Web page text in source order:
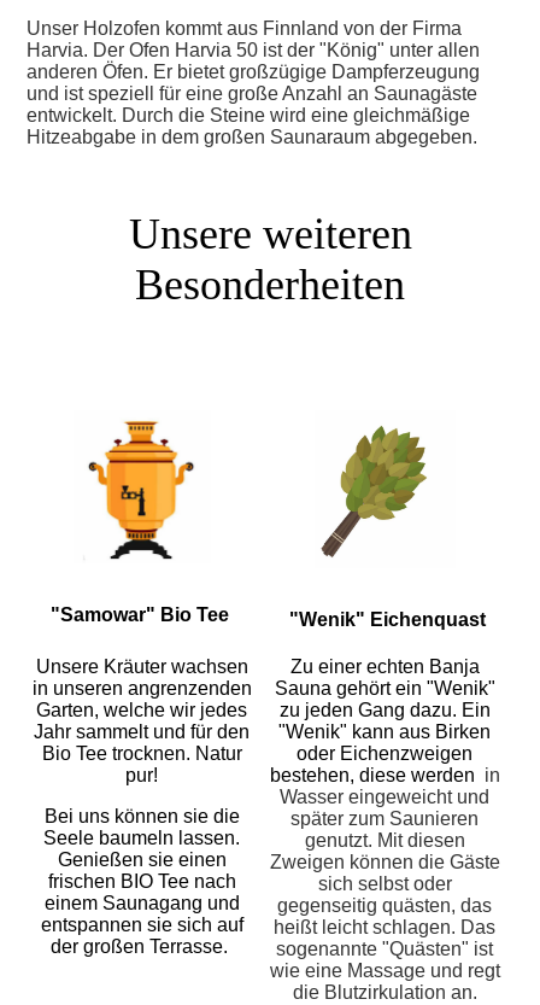
Unser Holzofen kommt aus Finnland von der Firma
Harvia. Der Ofen Harvia 50 ist der "König" unter allen
anderen Öfen. Er bietet großzügige Dampferzeugung
und ist speziell für eine große Anzahl an Saunagäste
entwickelt. Durch die Steine wird eine gleichmäßige
Hitzeabgabe in dem großen Saunaraum abgegeben.
Unsere weiteren
Besonderheiten
"Samowar" Bio Tee "Wenik" Eichenquast
Unsere Kräuter wachsen
in unseren angrenzenden
Garten, welche wir jedes
Jahr sammelt und für den
Bio Tee trocknen. Natur
pur!
Bei uns können sie die
Seele baumeln lassen.
Genießen sie einen
frischen BIO Tee nach
einem Saunagang und
entspannen sie sich auf
der großen Terrasse.
Zu einer echten Banja
Sauna gehört ein "Wenik"
zu jeden Gang dazu. Ein
"Wenik" kann aus Birken
oder Eichenzweigen
bestehen, diese werden in
Wasser eingeweicht und
später zum Saunieren
genutzt. Mit diesen
Zweigen können die Gäste
sich selbst oder
gegenseitig quästen, das
heißt leicht schlagen. Das
sogenannte "Quästen" ist
wie eine Massage und regt
die Blutzirkulation an.